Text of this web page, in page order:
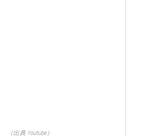
（出典 Youtube）